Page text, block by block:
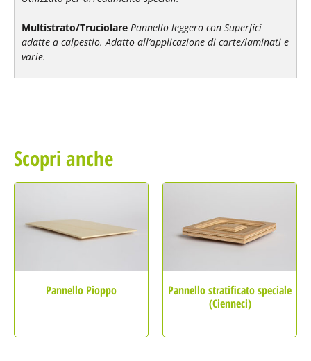
Multistrato/Truciolare Pannello leggero con Superfici
adatte a calpestio. Adatto all’applicazione di carte/laminati e
varie.
Scopri anche
Pannello Pioppo
Pannello stratificato speciale
(Cienneci)